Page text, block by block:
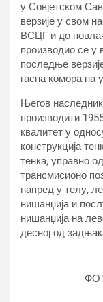
у Совјетском
верзије у свом
ВСЦГ и до
производио се у
последње
гасна комора на
Његов
производити
квалитет у
конструкција
тенка, управно
трансмисионо
напред у телу,
нишанџија и
нишанџија на
десној од